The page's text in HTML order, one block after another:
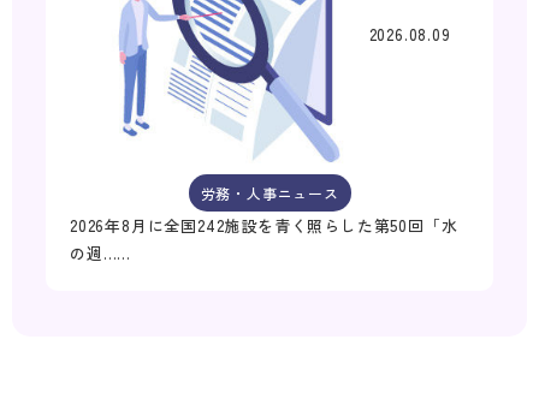
2026.08.09
労務・人事ニュース
2026年8月に全国242施設を青く照らした第50回「水
の週……